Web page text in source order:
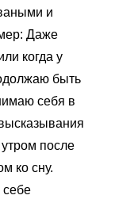
и
Даже
когда у
быть
себя в
после
ко сну.
себе